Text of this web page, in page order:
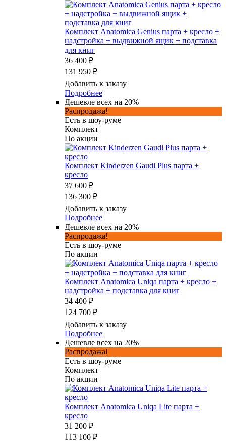
Комплект Anatomica Genius парта + кресло +
надстройка + выдвижной ящик + подставка
для книг
36 400 ₽
131 950 ₽
Добавить к заказу
Подробнее
Дешевле всех на 20%
Распродажа!
Есть в шоу-руме
Комплект
По акции
Комплект Kinderzen Gaudi Plus парта +
кресло
37 600 ₽
136 300 ₽
Добавить к заказу
Подробнее
Дешевле всех на 20%
Распродажа!
Есть в шоу-руме
По акции
Комплект Anatomica Uniqa парта + кресло +
надстройка + подставка для книг
34 400 ₽
124 700 ₽
Добавить к заказу
Подробнее
Дешевле всех на 20%
Распродажа!
Есть в шоу-руме
Комплект
По акции
Комплект Anatomica Uniqa Lite парта +
кресло
31 200 ₽
113 100 ₽